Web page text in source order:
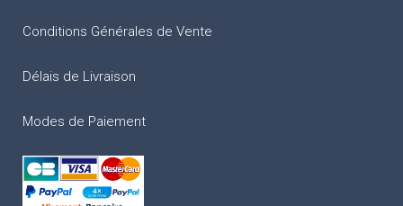
Conditions Générales de Vente
Délais de Livraison
Modes de Paiement